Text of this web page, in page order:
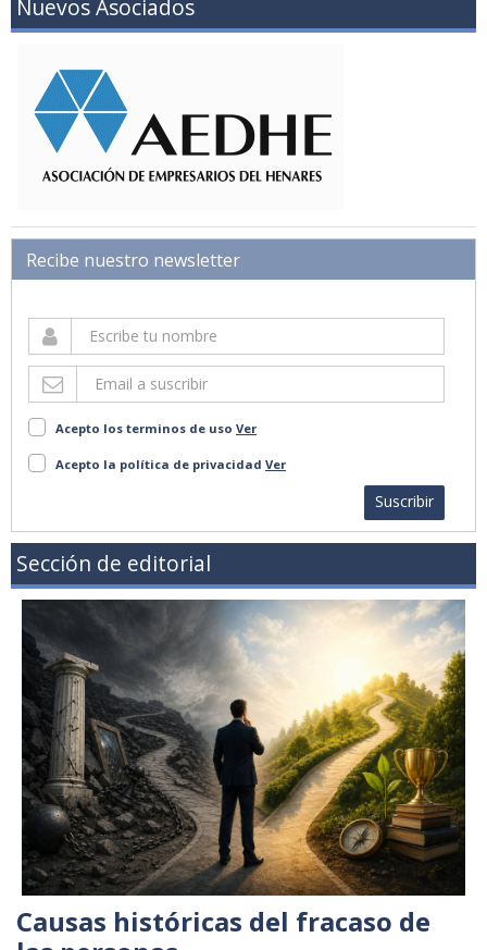
Nuevos Asociados
Recibe nuestro newsletter
Acepto los terminos de uso Ver
Acepto la política de privacidad Ver
Suscribir
Sección de editorial
Causas históricas del fracaso de